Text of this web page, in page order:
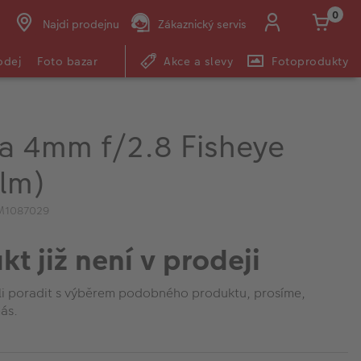
Najdi prodejnu Zákaznický servis
0
Foto bazar Akce a slevy Fotoprodukty
4mm f/2.8 Fisheye
již není v prodeji
poradit s výběrem podobného produktu, prosíme,